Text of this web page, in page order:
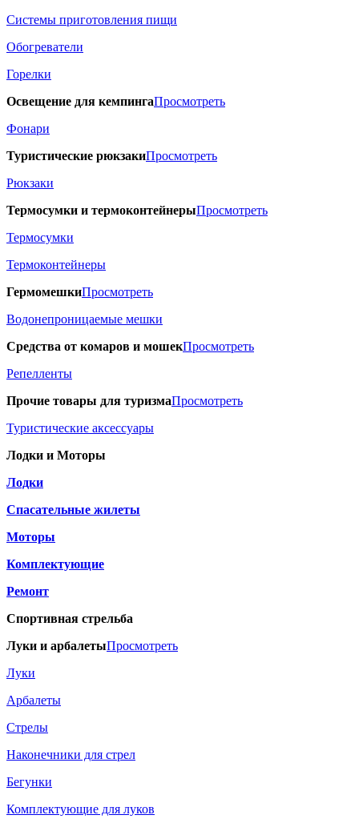
Системы приготовления пищи
Обогреватели
Горелки
Освещение для кемпингаПросмотреть
Фонари
Туристические рюкзакиПросмотреть
Рюкзаки
Термосумки и термоконтейнерыПросмотреть
Термосумки
Термоконтейнеры
ГермомешкиПросмотреть
Водонепроницаемые мешки
Средства от комаров и мошекПросмотреть
Репелленты
Прочие товары для туризмаПросмотреть
Туристические аксессуары
Лодки и Моторы
Лодки
Спасательные жилеты
Моторы
Комплектующие
Ремонт
Спортивная стрельба
Луки и арбалетыПросмотреть
Луки
Арбалеты
Стрелы
Наконечники для стрел
Бегунки
Комплектующие для луков